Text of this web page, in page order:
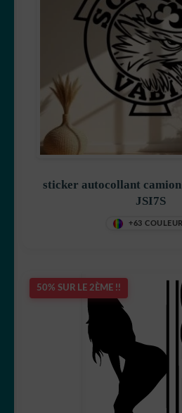
sticker autocollant camion
JSI7S
+63
50% SUR LE 2ÈME !!